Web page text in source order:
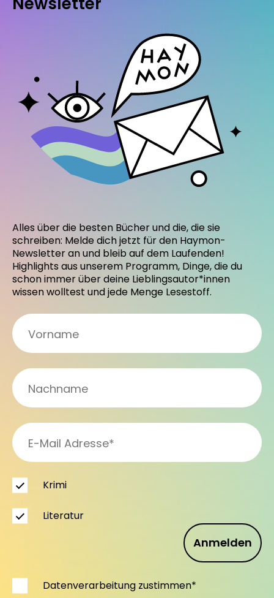
Alles über die besten Bücher und die, die sie
schreiben: Melde dich jetzt für den Haymon-
Newsletter an und bleib auf dem Laufenden!
Highlights aus unserem Programm, Dinge, die du
schon immer über deine Lieblingsautor*innen
wissen wolltest und jede Menge Lesestoff.
Anmelden
Krimi
Literatur
Datenverarbeitung zustimmen*